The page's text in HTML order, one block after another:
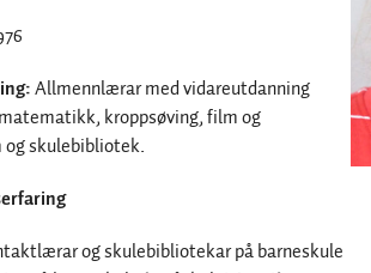
Allmennlærar med vidareutdanning
kroppsøving, film og
og skulebibliotek.
og skulebibliotekar på barneskule